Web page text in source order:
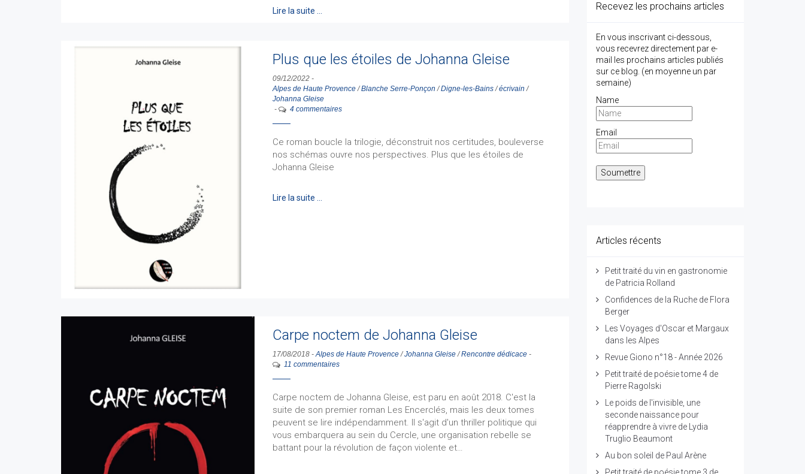
Lire la suite …
Plus que les étoiles de Johanna Gleise
09/12/2022 -
Alpes de Haute Provence/Blanche Serre-Ponçon /Digne-les-Bains/écrivain /
Johanna Gleise
-
4 commentaires
Ce roman boucle la trilogie, déconstruit nos certitudes, bouleverse
nos schémas ouvre nos perspectives. Plus que les étoiles de
Johanna Gleise
Lire la suite …
Carpe noctem de Johanna Gleise
17/08/2018 -Alpes de Haute Provence /Johanna Gleise /Rencontre dédicace -
11 commentaires
Carpe noctem de Johanna Gleise, est paru en août 2018. C'est la
suite de son premier roman Les Encerclés, mais les deux tomes
peuvent se lire indépendamment. Il s'agit d'un thriller politique qui
vous embarquera au sein du Cercle, une organisation rebelle se
battant pour la révolution de façon violente et…
Recevez les prochains articles
En vous inscrivant ci-dessous,
vous recevrez directement par e-
mail les prochains articles publiés
sur ce blog. (en moyenne un par
semaine)
Name
Email
Articles récents
Petit traité du vin en gastronomie
de Patricia Rolland
Confidences de la Ruche de Flora
Berger
Les Voyages d'Oscar et Margaux
dans les Alpes
Revue Giono n°18 - Année 2026
Petit traité de poésie tome 4 de
Pierre Ragolski
Le poids de l'invisible, une
seconde naissance pour
réapprendre à vivre de Lydia
Truglio Beaumont
Au bon soleil de Paul Arène